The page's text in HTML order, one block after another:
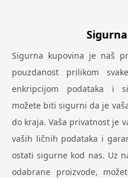
Sigurna kupovina je naš
pouzdanost prilikom
enkripcijom podataka i
možete biti sigurni da je
do kraja. Vaša privatnost je
vaših ličnih podataka i
ostati sigurne kod nas. Uz
odabrane proizvode,